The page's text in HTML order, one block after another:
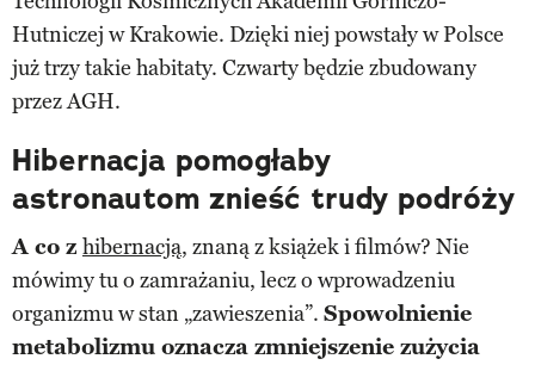
Hutniczej w Krakowie. Dzięki niej powstały w Polsce
już trzy takie habitaty. Czwarty będzie zbudowany
przez AGH.
Hibernacja pomogłaby
astronautom znieść trudy podróży
A co z hibernacją, znaną z książek i filmów? Nie
mówimy tu o zamrażaniu, lecz o wprowadzeniu
organizmu w stan „zawieszenia”. Spowolnienie
metabolizmu oznacza zmniejszenie zużycia